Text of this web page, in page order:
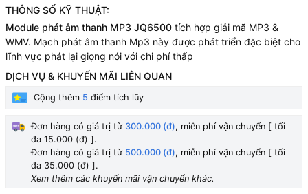
THÔNG SỐ KỸ THUẬT:
Module phát âm thanh MP3 JQ6500 tích hợp giải mã MP3 &
WMV. Mạch phát âm thanh Mp3 này được phát triển đặc biệt cho
lĩnh vực phát lại giọng nói với chi phí thấp
DỊCH VỤ & KHUYẾN MÃI LIÊN QUAN
Cộng thêm 5 điểm tích lũy
Đơn hàng có giá trị từ 300.000 (đ), miễn phí vận chuyển [ tối
đa 15.000 (đ) ].
Đơn hàng có giá trị từ 500.000 (đ), miễn phí vận chuyển [ tối
đa 35.000 (đ) ].
Xem thêm các khuyến mãi vận chuyển khác.